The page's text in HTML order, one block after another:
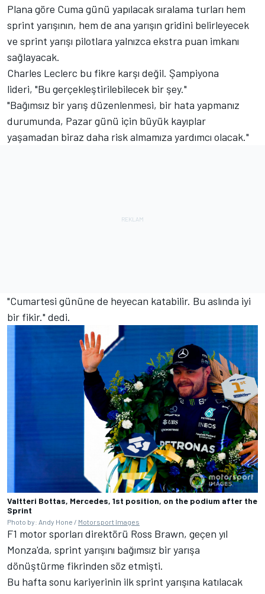
Plana göre Cuma günü yapılacak sıralama turları hem
sprint yarışının, hem de ana yarışın gridini belirleyecek
ve sprint yarışı pilotlara yalnızca ekstra puan imkanı
sağlayacak.
Charles Leclerc bu fikre karşı değil. Şampiyona
lideri, "Bu gerçekleştirilebilecek bir şey."
"Bağımsız bir yarış düzenlenmesi, bir hata yapmanız
durumunda, Pazar günü için büyük kayıplar
yaşamadan biraz daha risk almamıza yardımcı olacak."
"Cumartesi gününe de heyecan katabilir. Bu aslında iyi
bir fikir." dedi.
Valtteri Bottas, Mercedes, 1st position, on the podium after the
Sprint
Photo by: Andy Hone / Motorsport Images
F1 motor sporları direktörü Ross Brawn, geçen yıl
Monza'da, sprint yarışını bağımsız bir yarışa
dönüştürme fikrinden söz etmişti.
Bu hafta sonu kariyerinin ilk sprint yarışına katılacak